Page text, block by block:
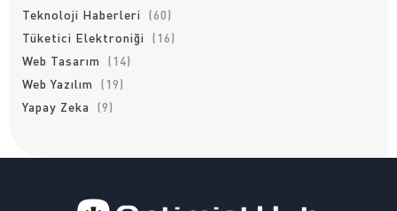
Teknoloji Haberleri
(60)
Tüketici Elektroniği
(16)
Web Tasarım
(14)
Web Yazılım
(19)
Yapay Zeka
(9)